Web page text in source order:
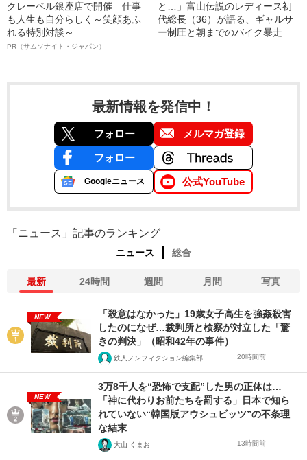
クレーベル銀座店で開催 仕事
も人生も自分らしく～笑顔あふ
れる特別対談～
PR（サムソナイト・ジャパン）
と…」富山伝説のレディース初
代総長（36）が語る、ギャルサ
ー制圧と朝までのバイク暴走
最新情報を発信中！
フォロー メルマガ登録
フォロー
Googleニュース 公式YouTube
「ニュース」記事のランキング
ニュース 総合
最新 24時間 週間 月間 写真
NEW
「殺意はなかった」19歳女子高生を強姦殺害
したのになぜ…裁判所と検察が対立した「驚
きの判決」（昭和42年の事件）
鉄人ノンフィクション編集部 20時間前
NEW
3万8千人を“恐怖で支配”した男の正体は…
「神に代わりお前たちを罰する」日本で知ら
れていない“韓国版アウシュビッツ”の不条理
な結末
大山 くまお 13時間前